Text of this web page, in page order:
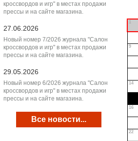
кроссвордов и игр" в местах продажи
прессы и на сайте магазина.
27.06.2026
Новый номер 7/2026 журнала "Салон
кроссвордов и игр" в местах продажи
прессы и на сайте магазина.
29.05.2026
Новый номер 6/2026 журнала "Салон
кроссвордов и игр" в местах продажи
прессы и на сайте магазина.
Все новости...
1
9
14
16
22